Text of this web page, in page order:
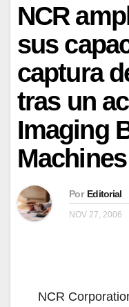
NCR
sus
captura
tras un
Imaging
Machines
Por Editorial
NOV 27, 2006
NCR